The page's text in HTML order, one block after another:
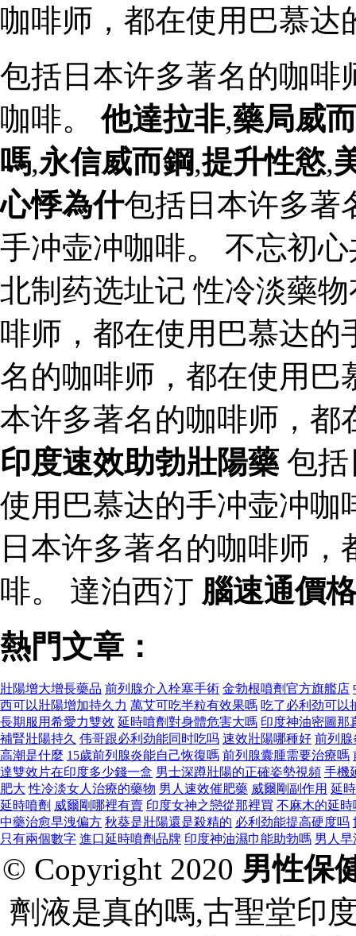
咖啡师，都在使用巴慕达
包括日本许多著名的咖啡
咖啡。他達拉非,藥局威
嗎,永信威而鋼,提升性慾,
心悸為什包括日本许多著
手冲壶冲咖啡。 不忘初
北制药选址记 性冷淡藥
啡师，都在使用巴慕达的
名的咖啡师，都在使用巴
本许多著名的咖啡师，都
印度速效助勃壯陽藥 包
使用巴慕达的手冲壶冲
日本许多著名的咖啡师
啡。 達泊西汀 腦速通價格
熱門文章：
壯陽增大增長藥品 前列腺介入栓塞手術 金勃根噴劑官方旗艦店
西可以壯陽增加持久力 萬艾可吃半粒有效果嗎 吃了必利劲可以
長期服用希愛力雙效 延時噴劑對身體危害大嗎 印度神油密圖那
補腎壯陽持久 伟哥跟必利劲能同时吃吗 速效壯陽哪種好 前列腺
高潮是什麼 15歲前列腺炎能自己恢復嗎 前列腺囊腫需要治療嗎
達雙效片在印度多少錢一盒 男士深蹲壯陽的正確姿勢視頻 手機
肥大 性冷淡女人治療的藥物 男人速效催肥藥 威爾剛副作用 延
延時噴劑 威爾剛哪裡有賣 印度女神之戀從那裡買 不麻木的延時
中藥治愈早洩偏方 秋葵是壯陽還是殺精的 必利劲能提高硬度吗
只有兩個數字 進口延時噴劑品牌 印度神油濕巾能助勃嗎 男人
© Copyright 2020 男性保
劑液是真的嗎,古聖堂印